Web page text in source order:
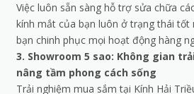
Việc luôn sẵn sàng hỗ trợ sửa chữa
kính mắt của bạn luôn ở trạng thái tốt
bạn chinh phục mọi hoạt động hàng
3. Showroom 5 sao: Không gian
nâng tầm phong cách sống
Trải nghiệm mua sắm tại Kính Hải